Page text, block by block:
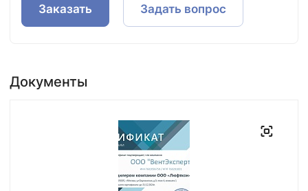
Заказать Задать вопрос
Документы